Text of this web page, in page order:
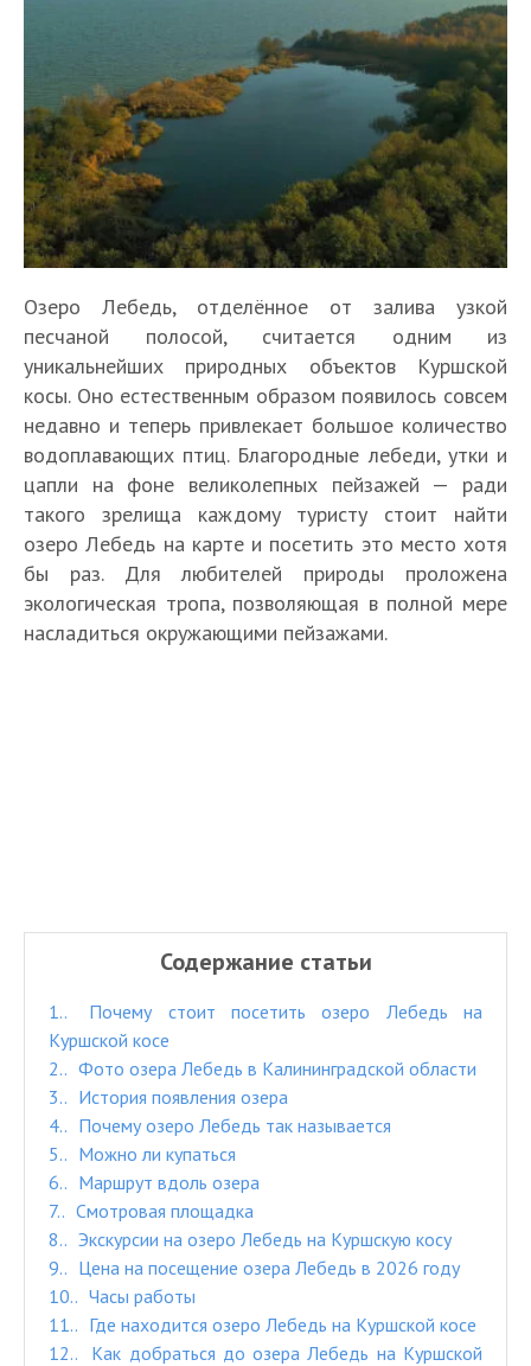
Озеро Лебедь, отделённое от залива узкой
песчаной полосой, считается одним из
уникальнейших природных объектов Куршской
косы. Оно естественным образом появилось совсем
недавно и теперь привлекает большое количество
водоплавающих птиц. Благородные лебеди, утки и
цапли на фоне великолепных пейзажей — ради
такого зрелища каждому туристу стоит найти
озеро Лебедь на карте и посетить это место хотя
бы раз. Для любителей природы проложена
экологическая тропа, позволяющая в полной мере
насладиться окружающими пейзажами.
Содержание статьи
1.
Почему стоит посетить озеро Лебедь на
Куршской косе
2.
Фото озера Лебедь в Калининградской области
3.
История появления озера
4.
Почему озеро Лебедь так называется
5.
Можно ли купаться
6.
Маршрут вдоль озера
7.
Смотровая площадка
8.
Экскурсии на озеро Лебедь на Куршскую косу
9.
Цена на посещение озера Лебедь в 2026 году
10.
Часы работы
11.
Где находится озеро Лебедь на Куршской косе
12.
Как добраться до озера Лебедь на Куршской